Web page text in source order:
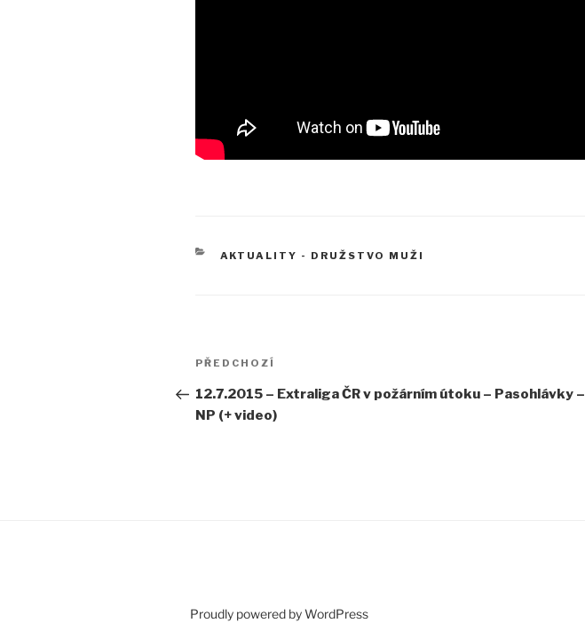
RUBRIKY
AKTUALITY - DRUŽSTVO MUŽI
Navigace
pro
příspěvek
Předchozí
PŘEDCHOZÍ
12.7.2015 – Extraliga ČR v požárním útoku – Pasohlávky –
NP (+ video)
Proudly powered by WordPress